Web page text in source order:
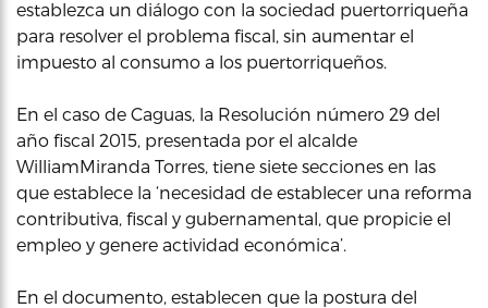
establezca un diálogo con la sociedad puertorriqueña
para resolver el problema fiscal, sin aumentar el
impuesto al consumo a los puertorriqueños.
En el caso de Caguas, la Resolución número 29 del
año fiscal 2015, presentada por el alcalde
WilliamMiranda Torres, tiene siete secciones en las
que establece la ‘necesidad de establecer una reforma
contributiva, fiscal y gubernamental, que propicie el
empleo y genere actividad económica’.
En el documento, establecen que la postura del